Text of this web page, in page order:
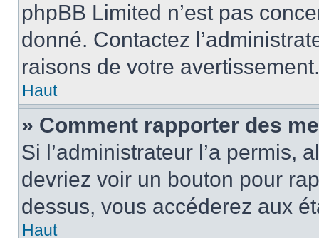
phpBB Limited n’est pas
donné. Contactez
raisons de votre avertissement.
Haut
» Comment rapporter des
Si l’administrateur l’a permis,
devriez voir un bouton pour
dessus, vous accéderez aux
Haut